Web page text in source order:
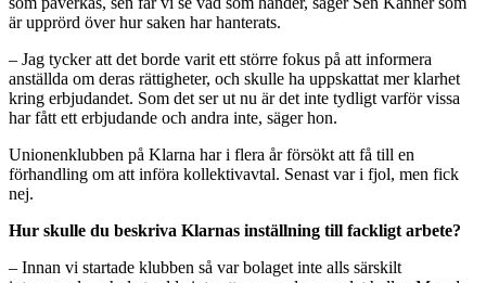
är upprörd över hur saken har hanterats.
– Jag tycker att det borde varit ett större fokus på att informera
anställda om deras rättigheter, och skulle ha uppskattat mer klarhet
kring erbjudandet. Som det ser ut nu är det inte tydligt varför vissa
har fått ett erbjudande och andra inte, säger hon.
Unionenklubben på Klarna har i flera år försökt att få till en
förhandling om att införa kollektivavtal. Senast var i fjol, men fick
nej.
Hur skulle du beskriva Klarnas inställning till fackligt arbete?
– Innan vi startade klubben så var bolaget inte alls särskilt